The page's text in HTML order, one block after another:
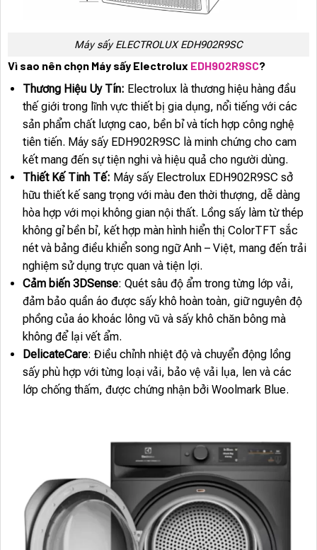
Máy sấy ELECTROLUX EDH902R9SC
Vì sao nên chọn Máy sấy Electrolux EDH902R9SC?
Thương Hiệu Uy Tín: Electrolux là thương hiệu hàng đầu
thế giới trong lĩnh vực thiết bị gia dụng, nổi tiếng với các
sản phẩm chất lượng cao, bền bỉ và tích hợp công nghệ
tiên tiến. Máy sấy EDH902R9SC là minh chứng cho cam
kết mang đến sự tiện nghi và hiệu quả cho người dùng.
Thiết Kế Tinh Tế: Máy sấy Electrolux EDH902R9SC sở
hữu thiết kế sang trọng với màu đen thời thượng, dễ dàng
hòa hợp với mọi không gian nội thất. Lồng sấy làm từ thép
không gỉ bền bỉ, kết hợp màn hình hiển thị ColorTFT sắc
nét và bảng điều khiển song ngữ Anh – Việt, mang đến trải
nghiệm sử dụng trực quan và tiện lợi.
Cảm biến 3DSense: Quét sâu độ ẩm trong từng lớp vải,
đảm bảo quần áo được sấy khô hoàn toàn, giữ nguyên độ
phồng của áo khoác lông vũ và sấy khô chăn bông mà
không để lại vết ẩm.
DelicateCare: Điều chỉnh nhiệt độ và chuyển động lồng
sấy phù hợp với từng loại vải, bảo vệ vải lụa, len và các
lớp chống thấm, được chứng nhận bởi Woolmark Blue.